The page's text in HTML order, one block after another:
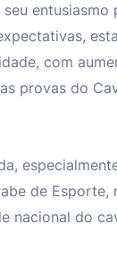
entusiasmo
com
provas do
de Esporte,
nacional do